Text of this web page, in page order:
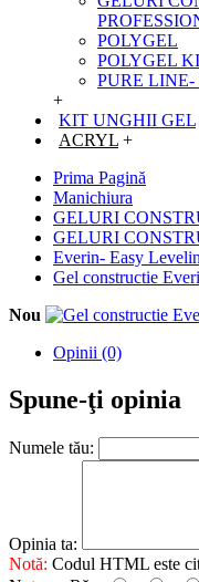
POLYGEL
POLYGEL
PURE LINE-
+
KIT UNGHII GEL
ACRYL +
Prima Pagină
Manichiura
GELURI
GELURI
Everin- Easy
Gel constructie
Nou
Opinii (0)
Spune-ţi opinia
Numele tău:
Opinia ta:
Notă: Codul HTML este